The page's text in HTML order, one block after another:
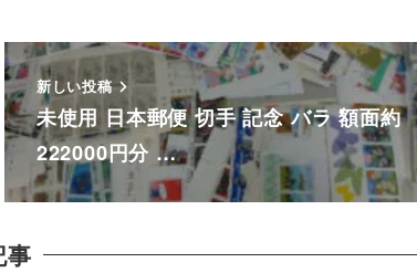
新しい投稿
未使用 日本郵便 切手 記念 バラ 額面約
222000円分 …
事